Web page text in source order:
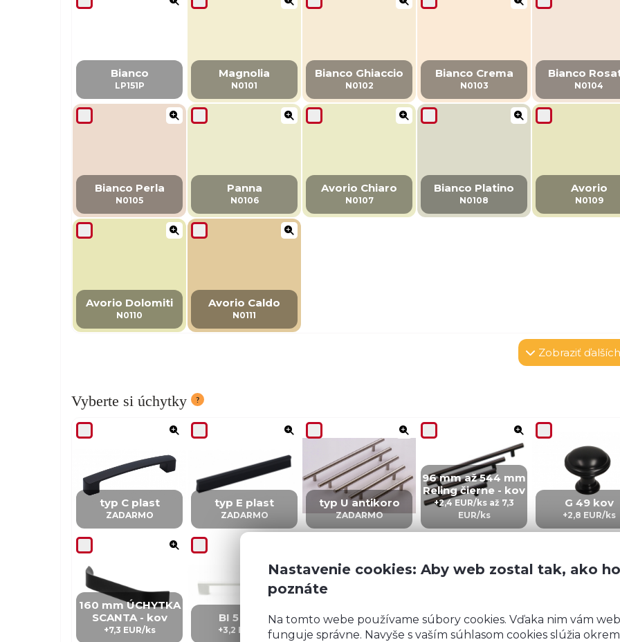
Bianco
LP151P
Magnolia
N0101
Bianco Ghiaccio
N0102
Bianco Crema
N0103
Bianco
N0104
Bianco Perla
N0105
Panna
N0106
Avorio Chiaro
N0107
Bianco Platino
N0108
Avorio
N0109
Avorio Dolomiti
N0110
Avorio Caldo
N0111
Zobraziť
Vyberte si úchytky
typ C plast
ZADARMO
typ E plast
ZADARMO
typ U antikoro
ZADARMO
96 mm až 544 mm
Reling čierne - kov
+2,4 EUR/ks až 7,3
EUR/ks
G 49 kov
+2,8 EUR/ks
160 mm ÚCHYTKA
SCANTA - kov
+7,3 EUR/ks
BI 5 – kov
+3,2 EUR/ks
CZ 5 – kov
+4,02 EUR/ks
IN 5 – kov
+4,02 EUR/ks
ZI5 - KOV
+6 EUR/ks
Nastavenie cookies: Aby web zostal tak, ako ho
poznáte
Na tomto webe používame súbory cookies. Vďaka nim vám web
funguje správne. Navyše s vaším súhlasom cookies slúžia